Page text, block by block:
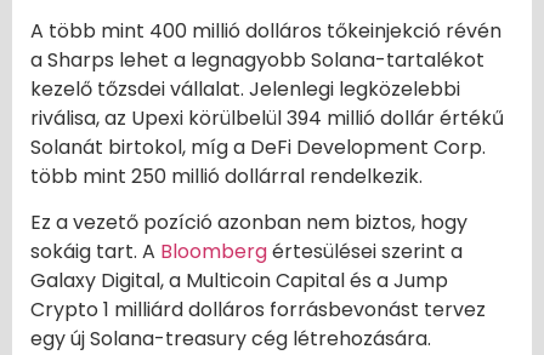
A több mint 400 millió dolláros tőkeinjekció révén
a Sharps lehet a legnagyobb Solana-tartalékot
kezelő tőzsdei vállalat. Jelenlegi legközelebbi
riválisa, az Upexi körülbelül 394 millió dollár értékű
Solanát birtokol, míg a DeFi Development Corp.
több mint 250 millió dollárral rendelkezik.
Ez a vezető pozíció azonban nem biztos, hogy
sokáig tart. A Bloombergértesülései szerint a
Galaxy Digital, a Multicoin Capital és a Jump
Crypto 1 milliárd dolláros forrásbevonást tervez
egy új Solana-treasury cég létrehozására.